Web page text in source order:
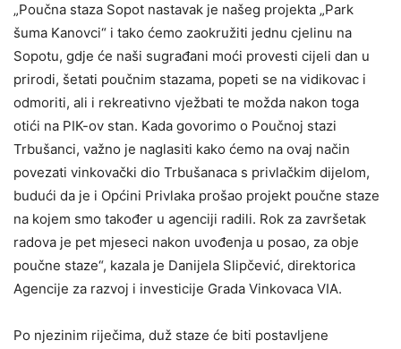
„Poučna staza Sopot nastavak je našeg projekta „Park
šuma Kanovci“ i tako ćemo zaokružiti jednu cjelinu na
Sopotu, gdje će naši sugrađani moći provesti cijeli dan u
prirodi, šetati poučnim stazama, popeti se na vidikovac i
odmoriti, ali i rekreativno vježbati te možda nakon toga
otići na PIK-ov stan. Kada govorimo o Poučnoj stazi
Trbušanci, važno je naglasiti kako ćemo na ovaj način
povezati vinkovački dio Trbušanaca s privlačkim dijelom,
budući da je i Općini Privlaka prošao projekt poučne staze
na kojem smo također u agenciji radili. Rok za završetak
radova je pet mjeseci nakon uvođenja u posao, za obje
poučne staze“, kazala je Danijela Slipčević, direktorica
Agencije za razvoj i investicije Grada Vinkovaca VIA.
Po njezinim riječima, duž staze će biti postavljene